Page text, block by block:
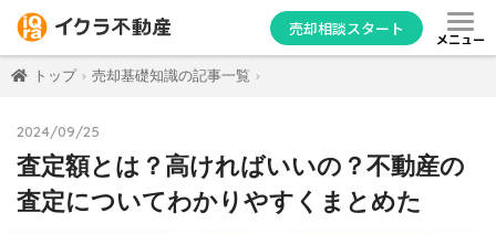
売却相談スタート
メニュー
トップ 売却基礎知識の記事一覧
2024/09/25
査定額とは？高ければいいの？不動産の
査定についてわかりやすくまとめた